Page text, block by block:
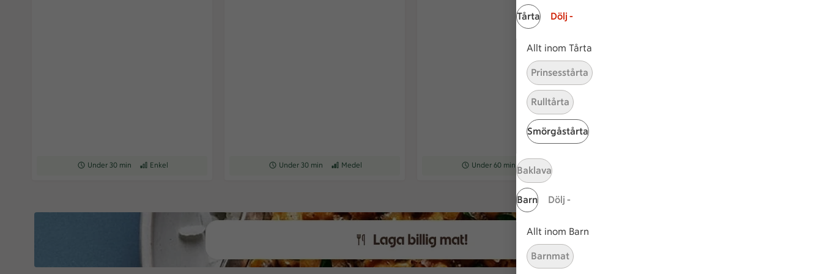
Tårta Dölj -
Allt inom Tårta
Prinsesstårta
Rulltårta
Smörgåstårta
Baklava
Barn Dölj -
Allt inom Barn
Barnmat
Receptet tar Under 30 min att tillaga
Under 30 min Receptet har Enkel svårighetsgrad
Enkel Receptet tar Under 30 min att tillaga
Under 30 min Receptet har Medel svårighetsgrad
Medel Receptet tar Under 60 min att tillaga
Under 60 min Receptet har Medel svårighetsgrad
Medel